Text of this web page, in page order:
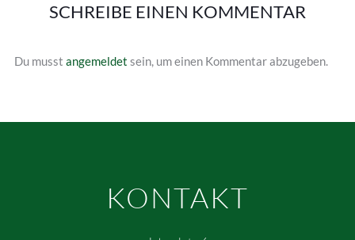
SCHREIBE EINEN KOMMENTAR
Du musst angemeldet sein, um einen Kommentar abzugeben.
KONTAKT